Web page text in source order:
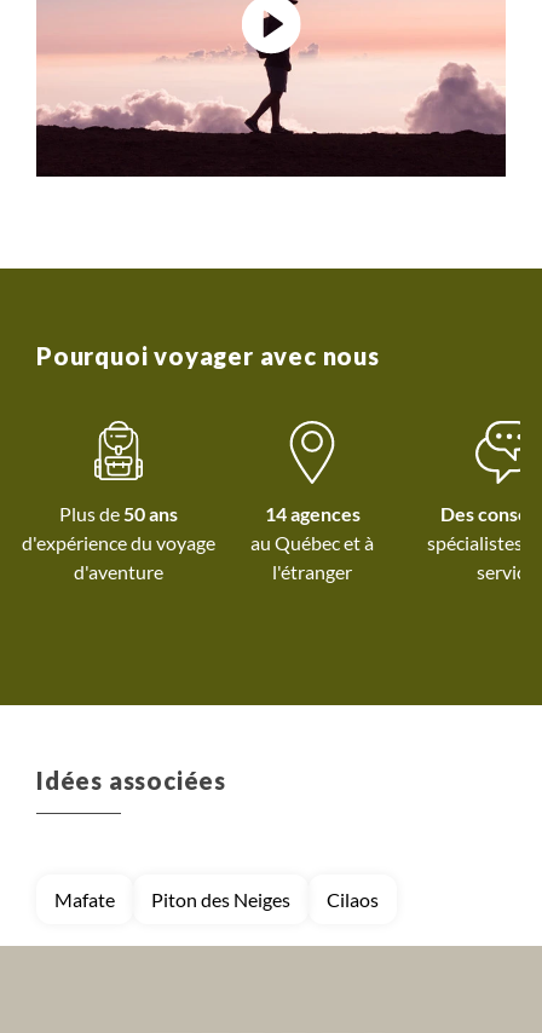
Pourquoi voyager avec nous
Plus de 50 ans
d'expérience du voyage
d'aventure
14 agences
au Québec età
l'étranger
Des
spécialistes
service
Idées associées
Mafate Piton des Neiges Cilaos